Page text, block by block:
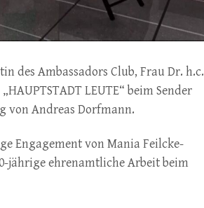
des Ambassadors Club, Frau Dr. h.c.
LEUTE“ beim Sender
von Andreas Dorfmann.
Engagement von Mania Feilcke-
jährige ehrenamtliche Arbeit beim